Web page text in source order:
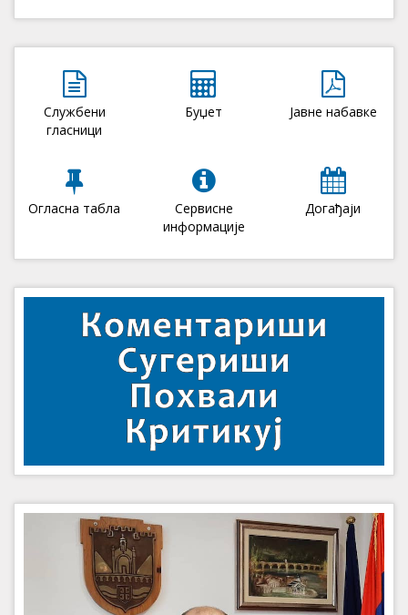
Службени
гласници
Буџет Јавне набавке
Огласна табла
Сервисне
информације
Догађаји